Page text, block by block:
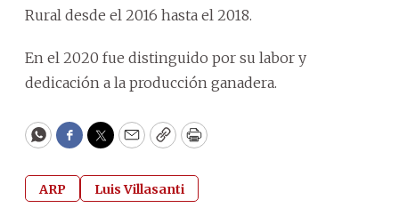
Rural desde el 2016 hasta el 2018.
En el 2020 fue distinguido por su labor y
dedicación a la producción ganadera.
WhatsApp
Facebook
Twitter
EmailCopyPrint
ARP Luis Villasanti